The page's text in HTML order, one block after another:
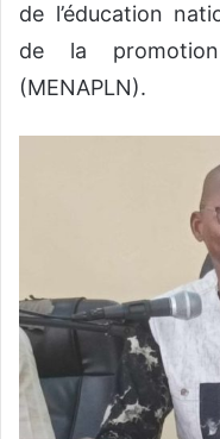
de l’éducation
de la
(MENAPLN).